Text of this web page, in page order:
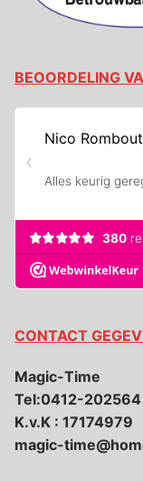
BEOORDELING
CONTACT
Magic-Time
Tel:0412-202564
K.v.K : 17174979
magic-